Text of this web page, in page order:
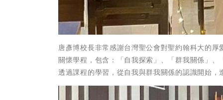
唐彥博校長非常感謝台灣聖公會對聖約翰科大的
關懷學程，包含：「自我探索」、「群我關係」
透過課程的學習，從自我與群我關係的認識開始，